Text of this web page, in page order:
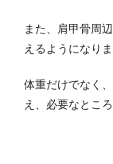
また、肩甲骨周
えるようになりま
体重だけでなく
え、必要なとこ